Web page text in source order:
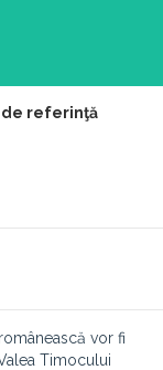
de referinţă
vor fi
Timocului